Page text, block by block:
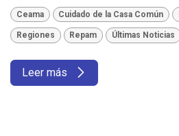
Ceama Cuidado de la Casa Común
Regiones Repam Últimas Noticias
Leer más